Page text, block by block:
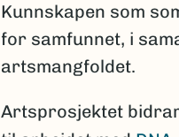
Kunnskapen som
for samfunnet, i
artsmangfoldet.
Artsprosjektet